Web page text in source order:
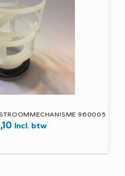
960005
Incl. btw